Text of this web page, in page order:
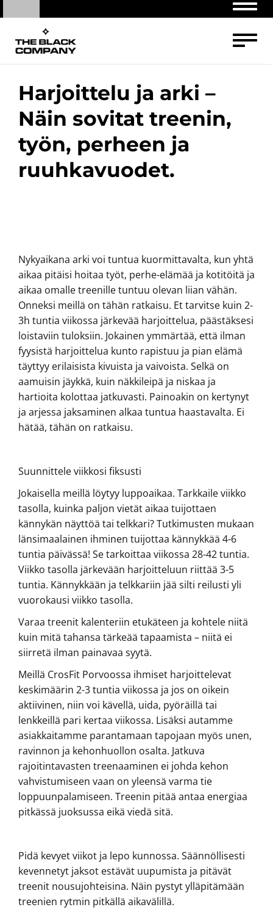
Harjoittelu ja arki –
Näin sovitat treenin,
työn, perheen ja
ruuhkavuodet.
Nykyaikana arki voi tuntua kuormittavalta, kun yhtä
aikaa pitäisi hoitaa työt, perhe-elämää ja kotitöitä ja
aikaa omalle treenille tuntuu olevan liian vähän.
Onneksi meillä on tähän ratkaisu. Et tarvitse kuin 2-
3h tuntia viikossa järkevää harjoittelua, päästäksesi
loistaviin tuloksiin. Jokainen ymmärtää, että ilman
fyysistä harjoittelua kunto rapistuu ja pian elämä
täyttyy erilaisista kivuista ja vaivoista. Selkä on
aamuisin jäykkä, kuin näkkileipä ja niskaa ja
hartioita kolottaa jatkuvasti. Painoakin on kertynyt
ja arjessa jaksaminen alkaa tuntua haastavalta. Ei
hätää, tähän on ratkaisu.
Suunnittele viikkosi fiksusti
Jokaisella meillä löytyy luppoaikaa. Tarkkaile viikko
tasolla, kuinka paljon vietät aikaa tuijottaen
kännykän näyttöä tai telkkari? Tutkimusten mukaan
länsimaalainen ihminen tuijottaa kännykkää 4-6
tuntia päivässä! Se tarkoittaa viikossa 28-42 tuntia.
Viikko tasolla järkevään harjoitteluun riittää 3-5
tuntia. Kännykkään ja telkkariin jää silti reilusti yli
vuorokausi viikko tasolla.
Varaa treenit kalenteriin etukäteen ja kohtele niitä
kuin mitä tahansa tärkeää tapaamista – niitä ei
siirretä ilman painavaa syytä.
Meillä CrosFit Porvoossa ihmiset harjoittelevat
keskimäärin 2-3 tuntia viikossa ja jos on oikein
aktiivinen, niin voi kävellä, uida, pyöräillä tai
lenkkeillä pari kertaa viikossa. Lisäksi autamme
asiakkaitamme parantamaan tapojaan myös unen,
ravinnon ja kehonhuollon osalta. Jatkuva
rajoitintavasten treenaaminen ei johda kehon
vahvistumiseen vaan on yleensä varma tie
loppuunpalamiseen. Treenin pitää antaa energiaa
pitkässä juoksussa eikä viedä sitä.
Pidä kevyet viikot ja lepo kunnossa. Säännöllisesti
kevennetyt jaksot estävät uupumista ja pitävät
treenit nousujohteisina. Näin pystyt ylläpitämään
treenien rytmin pitkällä aikavälillä.